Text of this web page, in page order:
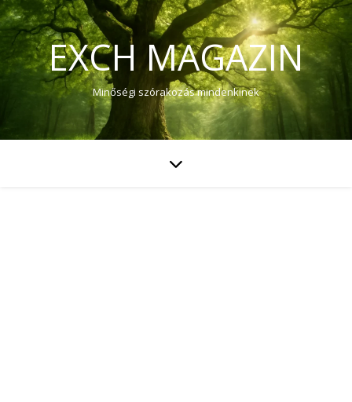
EXCH MAGAZIN
Minőségi szórakozás mindenkinek